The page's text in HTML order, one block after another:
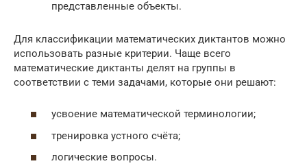
представленные объекты.
Для классификации математических диктантов можно
использовать разные критерии. Чаще всего
математические диктанты делят на группы в
соответствии с теми задачами, которые они решают:
усвоение математической терминологии;
тренировка устного счёта;
логические вопросы.